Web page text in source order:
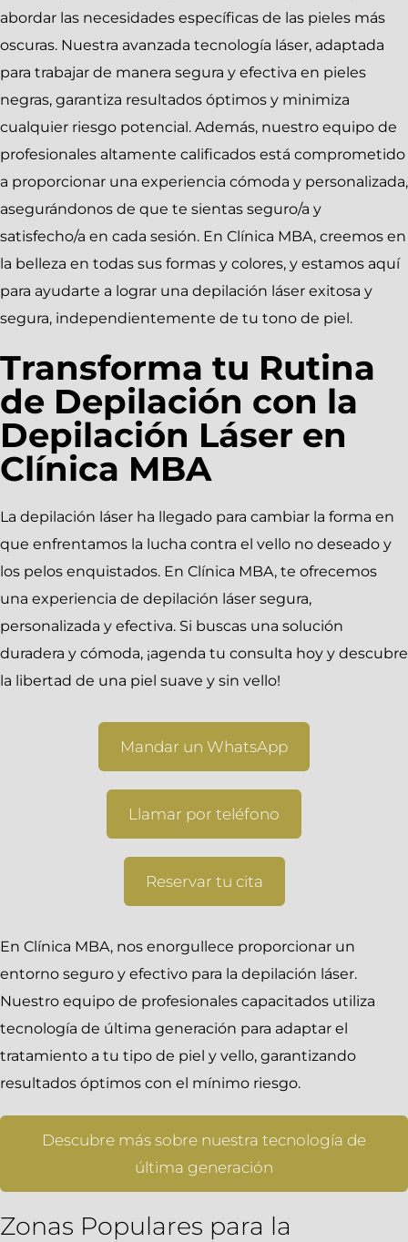
abordar las necesidades específicas de las pieles más
oscuras. Nuestra avanzada tecnología láser, adaptada
para trabajar de manera segura y efectiva en pieles
negras, garantiza resultados óptimos y minimiza
cualquier riesgo potencial. Además, nuestro equipo de
profesionales altamente calificados está comprometido
a proporcionar una experiencia cómoda y personalizada,
asegurándonos de que te sientas seguro/a y
satisfecho/a en cada sesión. En Clínica MBA, creemos en
la belleza en todas sus formas y colores, y estamos aquí
para ayudarte a lograr una depilación láser exitosa y
segura, independientemente de tu tono de piel.
Transforma tu Rutina
de Depilación con la
Depilación Láser en
Clínica MBA
La depilación láser ha llegado para cambiar la forma en
que enfrentamos la lucha contra el vello no deseado y
los pelos enquistados. En Clínica MBA, te ofrecemos
una experiencia de depilación láser segura,
personalizada y efectiva. Si buscas una solución
duradera y cómoda, ¡agenda tu consulta hoy y descubre
la libertad de una piel suave y sin vello!
Mandar un WhatsApp
Llamar por teléfono
Reservar tu cita
En Clínica MBA, nos enorgullece proporcionar un
entorno seguro y efectivo para la depilación láser.
Nuestro equipo de profesionales capacitados utiliza
tecnología de última generación para adaptar el
tratamiento a tu tipo de piel y vello, garantizando
resultados óptimos con el mínimo riesgo.
Descubre más sobre nuestra tecnología de
última generación
Zonas Populares para la